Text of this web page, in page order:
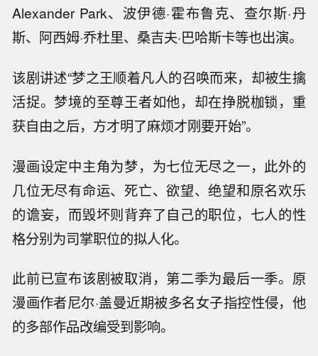
Alexander Park、波伊德·霍布鲁克、查尔斯·丹
斯、阿西姆·乔杜里、桑吉夫·巴哈斯卡等也出演。
该剧讲述“梦之王顺着凡人的召唤而来，却被生擒
活捉。梦境的至尊王者如他，却在挣脱枷锁，重
获自由之后，方才明了麻烦才刚要开始”。
漫画设定中主角为梦，为七位无尽之一，此外的
几位无尽有命运、死亡、欲望、绝望和原名欢乐
的谵妄，而毁坏则背弃了自己的职位，七人的性
格分别为司掌职位的拟人化。
此前已宣布该剧被取消，第二季为最后一季。原
漫画作者尼尔·盖曼近期被多名女子指控性侵，他
的多部作品改编受到影响。